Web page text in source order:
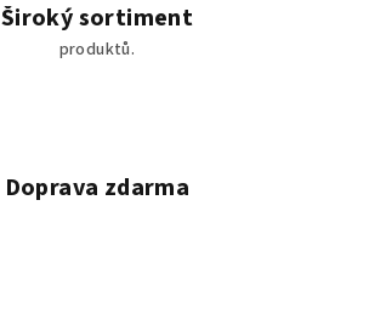
Široký sortiment
produktů.
Doprava zdarma